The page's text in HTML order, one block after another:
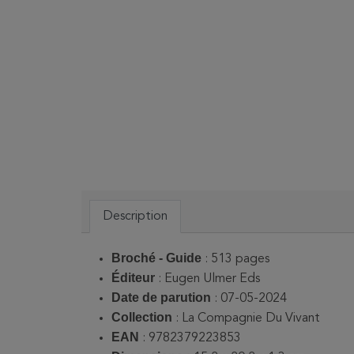
Description
Broché - Guide : 513 pages
Éditeur : Eugen Ulmer Eds
Date de parution : 07-05-2024
Collection : La Compagnie Du Vivant
EAN : 9782379223853